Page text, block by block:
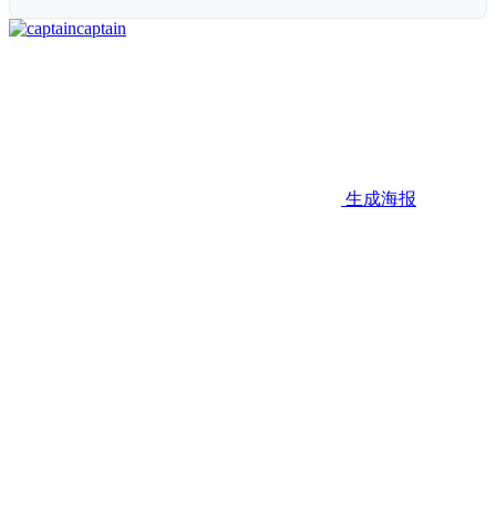
captain
生成海报